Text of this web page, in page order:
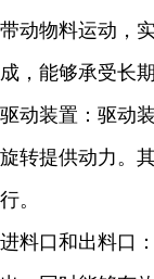
带动物料运动，
成，能够承受长
驱动装置：驱动
旋转提供动力。
行。
进料口和出料口